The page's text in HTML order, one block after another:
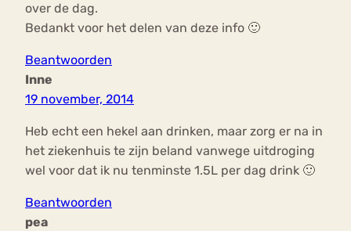
over de dag.
Bedankt voor het delen van deze info 🙂
Beantwoorden
Inne
19 november, 2014
Heb echt een hekel aan drinken, maar zorg er na in
het ziekenhuis te zijn beland vanwege uitdroging
wel voor dat ik nu tenminste 1.5L per dag drink 🙂
Beantwoorden
pea